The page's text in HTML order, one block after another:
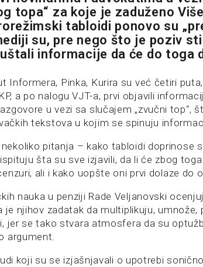
topa“ za koje je zaduženo
tabloidi ponovo su
su, pre nego što je poziv
informacije da će do toga
Informera, Pinka, Kurira su već četiri
a po nalogu VJT-a, prvi objavili
u vezi sa slučajem „zvučni top“,
tekstova u kojim se spinuju
pitanja – kako tabloidi doprinose
šta su sve izjavili, da li će zbog
ali i kako uopšte oni prvi dolaze do
nauka u penziji Rade Veljanovski
je njihov zadatak da multiplikuju, umnože,
jer se tako stvara atmosfera da su
argument.
koji su se izjašnjavali o upotrebi